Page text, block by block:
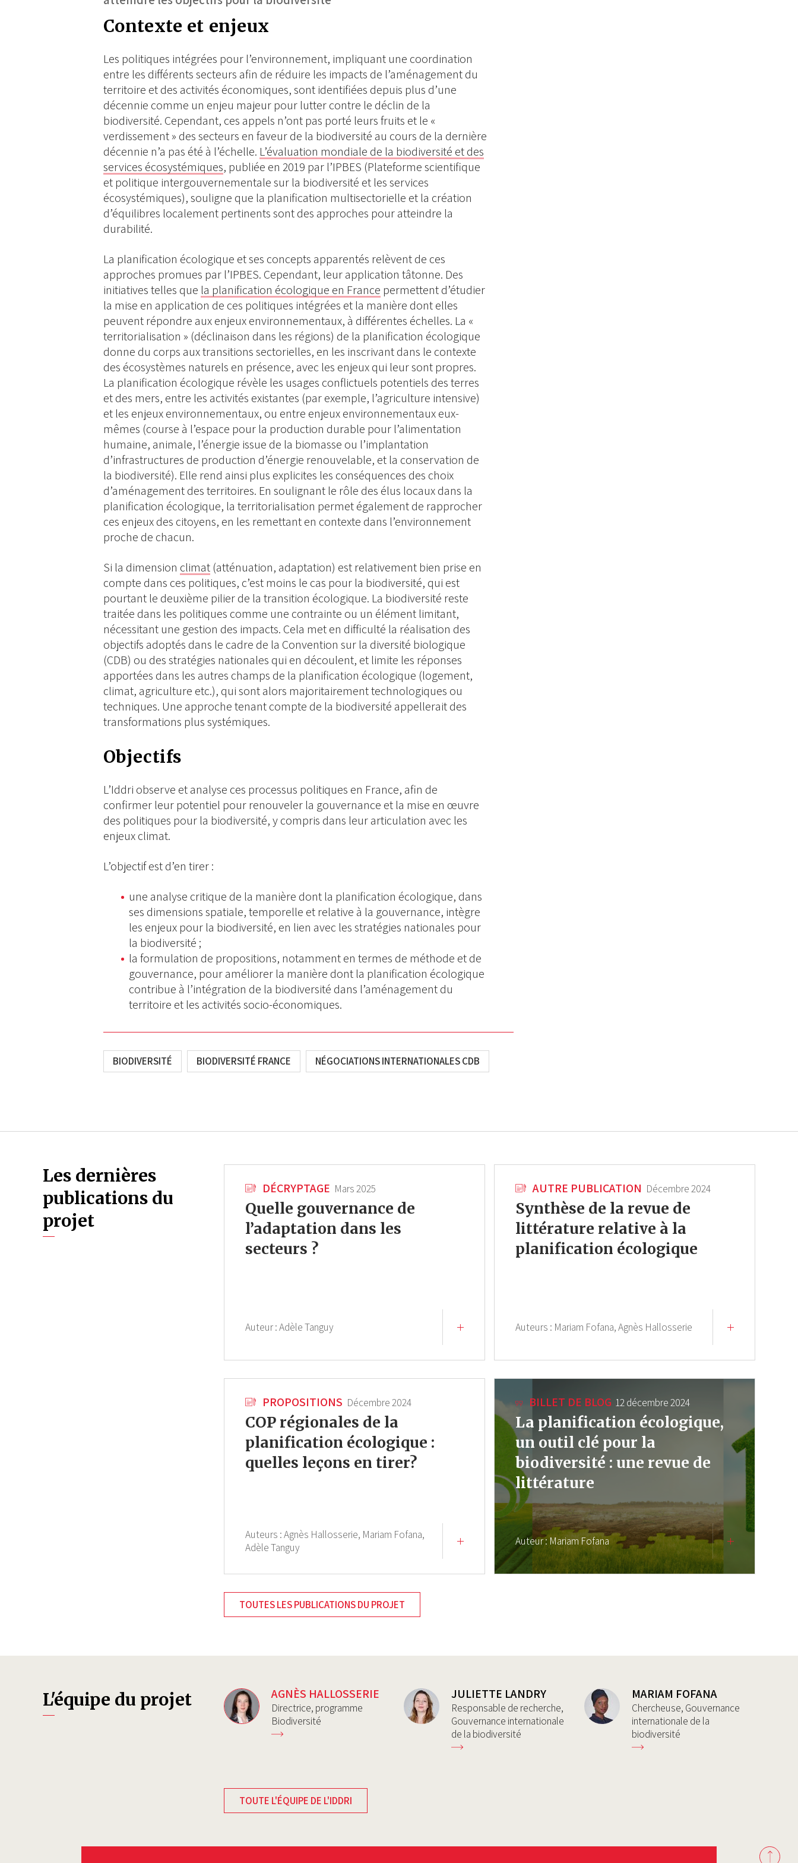
Contexte et enjeux
Les politiques intégrées pour l’environnement, impliquant une coordination
entre les différents secteurs afin de réduire les impacts de l’aménagement du
territoire et des activités économiques, sont identifiées depuis plus d’une
décennie comme un enjeu majeur pour lutter contre le déclin de la
biodiversité. Cependant, ces appels n’ont pas porté leurs fruits et le «
verdissement » des secteurs en faveur de la biodiversité au cours de la dernière
décennie n’a pas été à l’échelle. L’évaluation mondiale de la biodiversité et des
services écosystémiques, publiée en 2019 par l’IPBES (Plateforme scientifique
et politique intergouvernementale sur la biodiversité et les services
écosystémiques), souligne que la planification multisectorielle et la création
d’équilibres localement pertinents sont des approches pour atteindre la
durabilité.
La planification écologique et ses concepts apparentés relèvent de ces
approches promues par l’IPBES. Cependant, leur application tâtonne. Des
initiatives telles que la planification écologique en France permettent d’étudier
la mise en application de ces politiques intégrées et la manière dont elles
peuvent répondre aux enjeux environnementaux, à différentes échelles. La «
territorialisation » (déclinaison dans les régions) de la planification écologique
donne du corps aux transitions sectorielles, en les inscrivant dans le contexte
des écosystèmes naturels en présence, avec les enjeux qui leur sont propres.
La planification écologique révèle les usages conflictuels potentiels des terres
et des mers, entre les activités existantes (par exemple, l’agriculture intensive)
et les enjeux environnementaux, ou entre enjeux environnementaux eux-
mêmes (course à l’espace pour la production durable pour l’alimentation
humaine, animale, l’énergie issue de la biomasse ou l’implantation
d’infrastructures de production d’énergie renouvelable, et la conservation de
la biodiversité). Elle rend ainsi plus explicites les conséquences des choix
d’aménagement des territoires. En soulignant le rôle des élus locaux dans la
planification écologique, la territorialisation permet également de rapprocher
ces enjeux des citoyens, en les remettant en contexte dans l’environnement
proche de chacun.
Si la dimension climat(atténuation, adaptation) est relativement bien prise en
compte dans ces politiques, c’est moins le cas pour la biodiversité, qui est
pourtant le deuxième pilier de la transition écologique. La biodiversité reste
traitée dans les politiques comme une contrainte ou un élément limitant,
nécessitant une gestion des impacts. Cela met en difficulté la réalisation des
objectifs adoptés dans le cadre de la Convention sur la diversité biologique
(CDB) ou des stratégies nationales qui en découlent, et limite les réponses
apportées dans les autres champs de la planification écologique (logement,
climat, agriculture etc.), qui sont alors majoritairement technologiques ou
techniques. Une approche tenant compte de la biodiversité appellerait des
transformations plus systémiques.
Objectifs
L’Iddri observe et analyse ces processus politiques en France, afin de
confirmer leur potentiel pour renouveler la gouvernance et la mise en œuvre
des politiques pour la biodiversité, y compris dans leur articulation avec les
enjeux climat.
L’objectif est d’en tirer :
une analyse critique de la manière dont la planification écologique, dans
ses dimensions spatiale, temporelle et relative à la gouvernance, intègre
les enjeux pour la biodiversité, en lien avec les stratégies nationales pour
la biodiversité ;
la formulation de propositions, notamment en termes de méthode et de
gouvernance, pour améliorer la manière dont la planification écologique
contribue à l’intégration de la biodiversité dans l’aménagement du
territoire et les activités socio-économiques.
BIODIVERSITÉ BIODIVERSITÉ FRANCE NÉGOCIATIONS INTERNATIONALES CDB
Les dernières
publications du
projet
DÉCRYPTAGE Mars 2025
Quelle gouvernance de
l’adaptation dans les
secteurs ?
Auteur :Adèle Tanguy
AUTRE PUBLICATION Décembre 2024
Synthèse de la revue de
littérature relative à la
planification écologique
Auteurs : Mariam Fofana,Agnès Hallosserie
PROPOSITIONS Décembre 2024
COP régionales de la
planification écologique :
quelles leçons en tirer?
Auteurs :Agnès Hallosserie, Mariam Fofana,
Adèle Tanguy
BILLET DE BLOG 12 décembre 2024
La planification écologique,
un outil clé pour la
biodiversité : une revue de
littérature
Auteur :Mariam Fofana
TOUTES LES PUBLICATIONS DU PROJET
L'équipe du projet AGNÈS HALLOSSERIE
Directrice, programme
Biodiversité
JULIETTE LANDRY
Responsable de recherche,
Gouvernance internationale
de la biodiversité
MARIAM FOFANA
Chercheuse, Gouvernance
internationale de la
biodiversité
TOUTE L'ÉQUIPE DE L'IDDRI
Back